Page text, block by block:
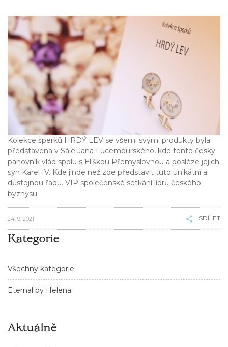
Kategorie
Všechny kategorie
Eternal by Helena
Aktuálně
Kolekce šperků HRDÝ LEV se všemi svými produkty byla
představena v Sále Jana Lucemburského, kde tento český
panovník vlád spolu s Eliškou Přemyslovnou a posléze jejich
syn Karel IV. Kde jinde než zde představit tuto unikátní a
důstojnou řadu. VIP společenské setkání lídrů českého
byznysu
24. 9. 2021 SDÍLET